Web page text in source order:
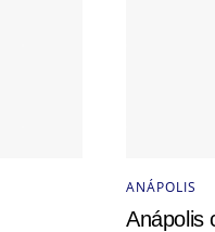
ANÁPOLIS
Anápolis